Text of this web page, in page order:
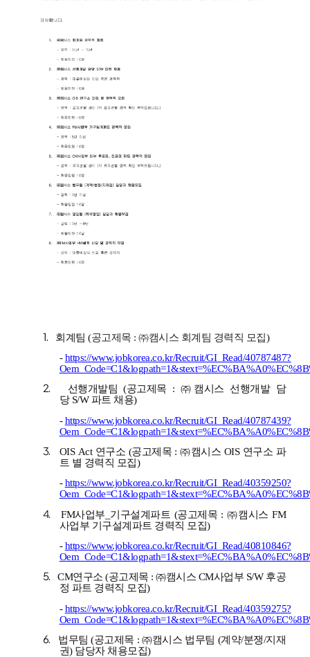
1. 회계팀 (공고제목 : ㈜캠시스 회계팀 경력직 모집)
-https://www.jobkorea.co.kr/Recruit/GI_Read/40787487?
2. 선행개발팀 (공고제목 : ㈜캠시스 선행개발 담
당 S/W 파트 채용)
-https://www.jobkorea.co.kr/Recruit/GI_Read/40787439?
3. OIS Act 연구소 (공고제목 : ㈜캠시스 OIS 연구소 파
트 별 경력직 모집)
-https://www.jobkorea.co.kr/Recruit/GI_Read/40359250?
4. FM사업부_기구설계파트 (공고제목 : ㈜캠시스 FM
사업부 기구설계파트 경력직 모집)
-https://www.jobkorea.co.kr/Recruit/GI_Read/40810846?
5. CM연구소 (공고제목 : ㈜캠시스 CM사업부 S/W 후공
정 파트 경력직 모집)
-https://www.jobkorea.co.kr/Recruit/GI_Read/40359275?
6. 법무팀 (공고제목 : ㈜캠시스 법무팀 (계약/분쟁/지재
권) 담당자 채용모집)